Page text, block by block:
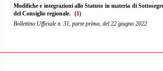
Modifiche e integrazioni allo Statuto in materia di
del Consiglio regionale. (1)
Bollettino Ufficiale n. 31, parte prima, del 22 giugno 2022